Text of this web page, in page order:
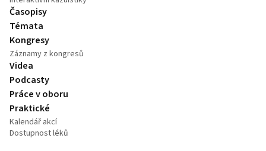
Časopisy
Témata
Kongresy
Záznamy z kongresů
Videa
Podcasty
Práce v oboru
Praktické
Kalendář akcí
Dostupnost léků